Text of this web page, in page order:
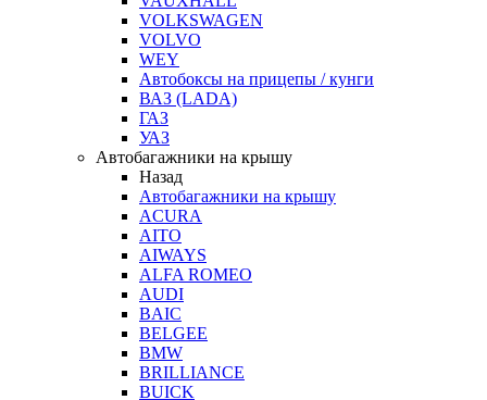
VOLKSWAGEN
VOLVO
WEY
Автобоксы на прицепы / кунги
ВАЗ (LADA)
ГАЗ
УАЗ
Автобагажники на крышу
Назад
Автобагажники на крышу
ACURA
AITO
AIWAYS
ALFA ROMEO
AUDI
BAIC
BELGEE
BMW
BRILLIANCE
BUICK